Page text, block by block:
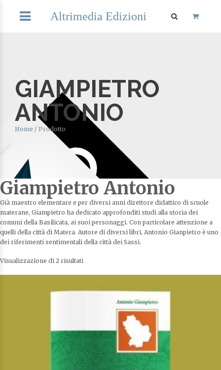
Altrimedia Edizioni
GIAMPIETRO
ANTONIO
Home / Prodotto
Giampietro Antonio
Già maestro elementare e per diversi anni direttore didattico di scuole
materane, Giampietro ha dedicato approfonditi studi alla storia dei
comuni della Basilicata, ai suoi personaggi. Con particolare attenzione a
quelli della città di Matera. Autore di diversi libri, Antonio Gianpietro è uno
dei riferimenti sentimentali della città dei Sassi.
Visualizzazione di 2 risultati